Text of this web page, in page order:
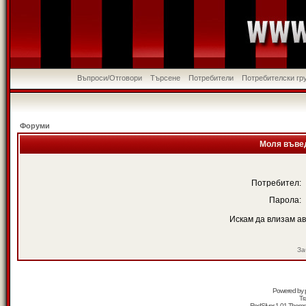
Въпроси/Отговори Търсене Потребители Потребителски
Форуми
Моля
Потребител:
Парола:
Искам да влизам
Powered by